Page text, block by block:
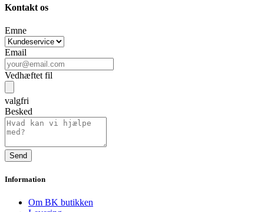
Kontakt os
Emne
Email
Vedhæftet fil
valgfri
Besked
Information
Om BK butikken